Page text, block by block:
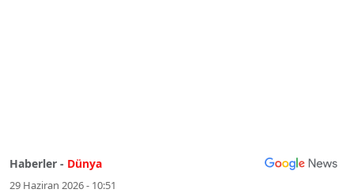
Haberler - Dünya
29 Haziran 2026 - 10:51